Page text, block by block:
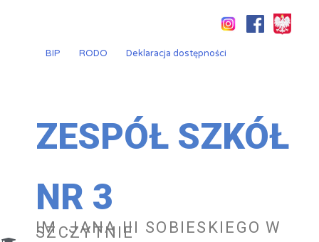
BIP
RODO Deklaracja dostępności
ZESPÓŁ SZKÓŁ
NR 3
IM. JANA III SOBIESKIEGO W
SZCZYTNIE